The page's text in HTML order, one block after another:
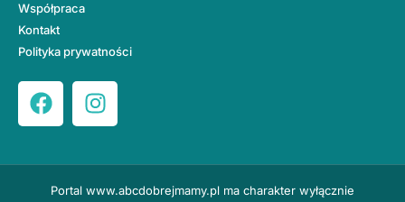
Współpraca
Kontakt
Polityka prywatności
Portal www.abcdobrejmamy.pl ma charakter wyłącznie